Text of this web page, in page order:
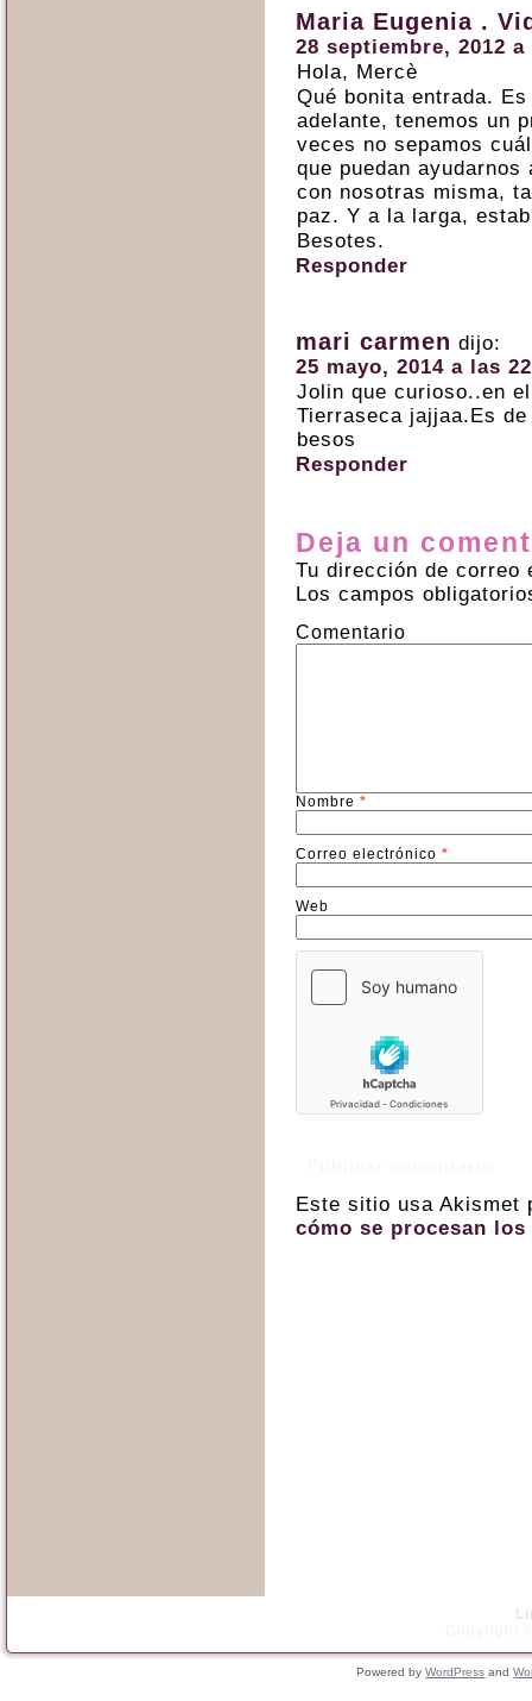
Maria Eugenia .
28 septiembre, 2012 a
Hola, Mercè
Qué bonita entrada.
adelante, tenemos un
veces no sepamos
que puedan
con nosotras misma,
paz. Y a la larga,
Besotes.
Responder
mari carmen dijo:
25 mayo, 2014 a las
Jolin que curioso..en
Tierraseca jajjaa.Es
besos
Responder
Deja un
Tu dirección de correo
Los campos
Comentario
Nombre *
Correo electrónico *
Web
Este sitio usa
cómo se procesan
Powered byWordPress and